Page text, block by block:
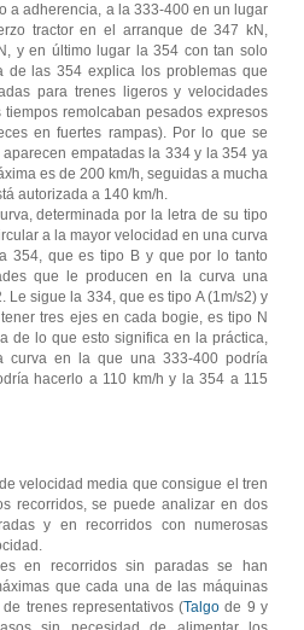
a adherencia, a la 333-400 en un lugar
tractor en el arranque de 347 kN,
y en último lugar la 354 con tan solo
de las 354 explica los problemas que
para trenes ligeros y velocidades
remolcaban pesados expresos
en fuertes rampas). Por lo que se
empatadas la 334 y la 354 ya
es de 200 km/h, seguidas a mucha
autorizada a 140 km/h.
determinada por la letra de su tipo
a la mayor velocidad en una curva
354, que es tipo B y que por lo tanto
que le producen en la curva una
Le sigue la 334, que es tipo A (1m/s2) y
tres ejes en cada bogie, es tipo N
de lo que esto significa en la práctica,
curva en la que una 333-400 podría
hacerlo a 110 km/h y la 354 a 115
velocidad media que consigue el tren
recorridos, se puede analizar en dos
y en recorridos con numerosas
en recorridos sin paradas se han
que cada una de las máquinas
trenes representativos (Talgo de 9 y